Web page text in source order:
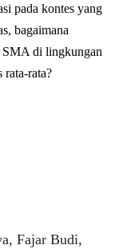
pada kontes yang
bagaimana
SMA di lingkungan
rata-rata?
Fajar Budi,